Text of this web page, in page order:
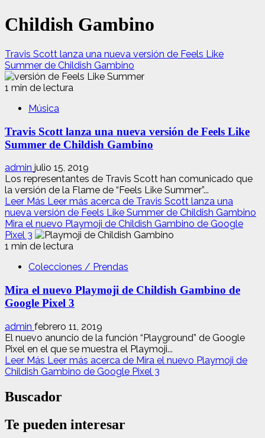
Childish Gambino
Travis Scott lanza una nueva versión de Feels Like
Summer de Childish Gambino
1 min de lectura
Música
Travis Scott lanza una nueva versión de Feels Like
Summer de Childish Gambino
admin julio 15, 2019
Los representantes de Travis Scott han comunicado que
la versión de la Flame de “Feels Like Summer”...
Leer Más Leer más acerca de Travis Scott lanza una
nueva versión de Feels Like Summer de Childish Gambino
Mira el nuevo Playmoji de Childish Gambino de Google
Pixel 3
1 min de lectura
Colecciones / Prendas
Mira el nuevo Playmoji de Childish Gambino de
Google Pixel 3
admin febrero 11, 2019
El nuevo anuncio de la función “Playground” de Google
Pixel en el que se muestra el Playmoji...
Leer Más Leer más acerca de Mira el nuevo Playmoji de
Childish Gambino de Google Pixel 3
Buscador
Te pueden interesar